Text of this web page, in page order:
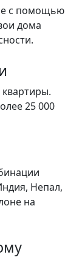
с помощью
дома
25 000
Непал,
на